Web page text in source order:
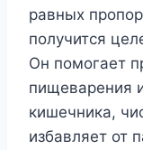
равных
получится
Он помогает
пищеварения
кишечника,
избавляет от